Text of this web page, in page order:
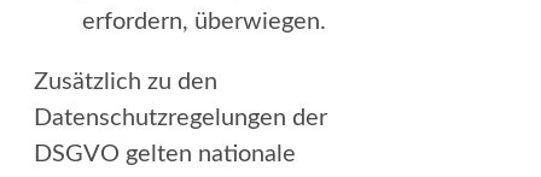
erfordern, überwiegen.
Zusätzlich zu den
Datenschutzregelungen der
DSGVO gelten nationale